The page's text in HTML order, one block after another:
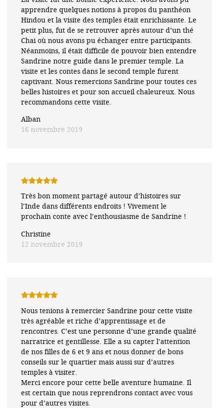
Alban
16 novembre 2019
apprendre quelques notions à propos du panthéon
Hindou et la visite des temples était enrichissante. Le
petit plus, fut de se retrouver après autour d’un thé
Chai où nous avons pu échanger entre participants.
Néanmoins, il était difficile de pouvoir bien entendre
Sandrine notre guide dans le premier temple. La
visite et les contes dans le second temple furent
captivant. Nous remercions Sandrine pour toutes ces
belles histoires et pour son accueil chaleureux. Nous
recommandons cette visite.
5
Christine
12 novembre 2019
Très bon moment partagé autour d’histoires sur
l’Inde dans différents endroits ! Vivement le
prochain conte avec l’enthousiasme de Sandrine !
5
Nous tenions à remercier Sandrine pour cette visite
très agréable et riche d’apprentissage et de
rencontres. C’est une personne d’une grande qualité
narratrice et gentillesse. Elle a su capter l’attention
de nos filles de 6 et 9 ans et nous donner de bons
conseils sur le quartier mais aussi sur d’autres
temples à visiter.
Merci encore pour cette belle aventure humaine. Il
est certain que nous reprendrons contact avec vous
pour d’autres visites.